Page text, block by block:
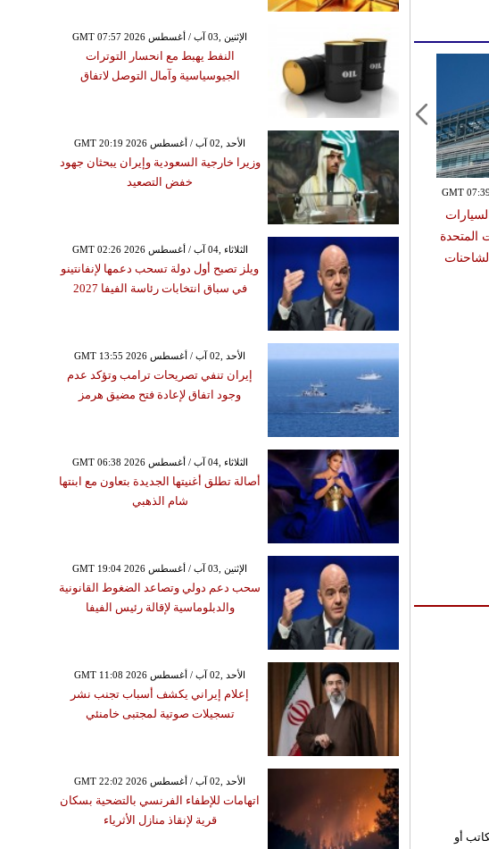
المتحدة
أو
GMT 07:57 2026 الإثنين ,03 آب / أغسطس
النفط يهبط مع انحسار التوترات
الجيوسياسية وآمال التوصل لاتفاق
GMT 20:19 2026 الأحد ,02 آب / أغسطس
وزيرا خارجية السعودية وإيران يبحثان جهود
خفض التصعيد
GMT 02:26 2026 الثلاثاء ,04 آب / أغسطس
ويلز تصبح أول دولة تسحب دعمها لإنفانتينو
في سباق انتخابات رئاسة الفيفا 2027
GMT 13:55 2026 الأحد ,02 آب / أغسطس
إيران تنفي تصريحات ترامب وتؤكد عدم
وجود اتفاق لإعادة فتح مضيق هرمز
GMT 06:38 2026 الثلاثاء ,04 آب / أغسطس
أصالة تطلق أغنيتها الجديدة بتعاون مع ابنتها
شام الذهبي
GMT 19:04 2026 الإثنين ,03 آب / أغسطس
سحب دعم دولي وتصاعد الضغوط القانونية
والدبلوماسية لإقالة رئيس الفيفا
GMT 11:08 2026 الأحد ,02 آب / أغسطس
إعلام إيراني يكشف أسباب تجنب نشر
تسجيلات صوتية لمجتبى خامنئي
GMT 22:02 2026 الأحد ,02 آب / أغسطس
اتهامات للإطفاء الفرنسي بالتضحية بسكان
قرية لإنقاذ منازل الأثرياء